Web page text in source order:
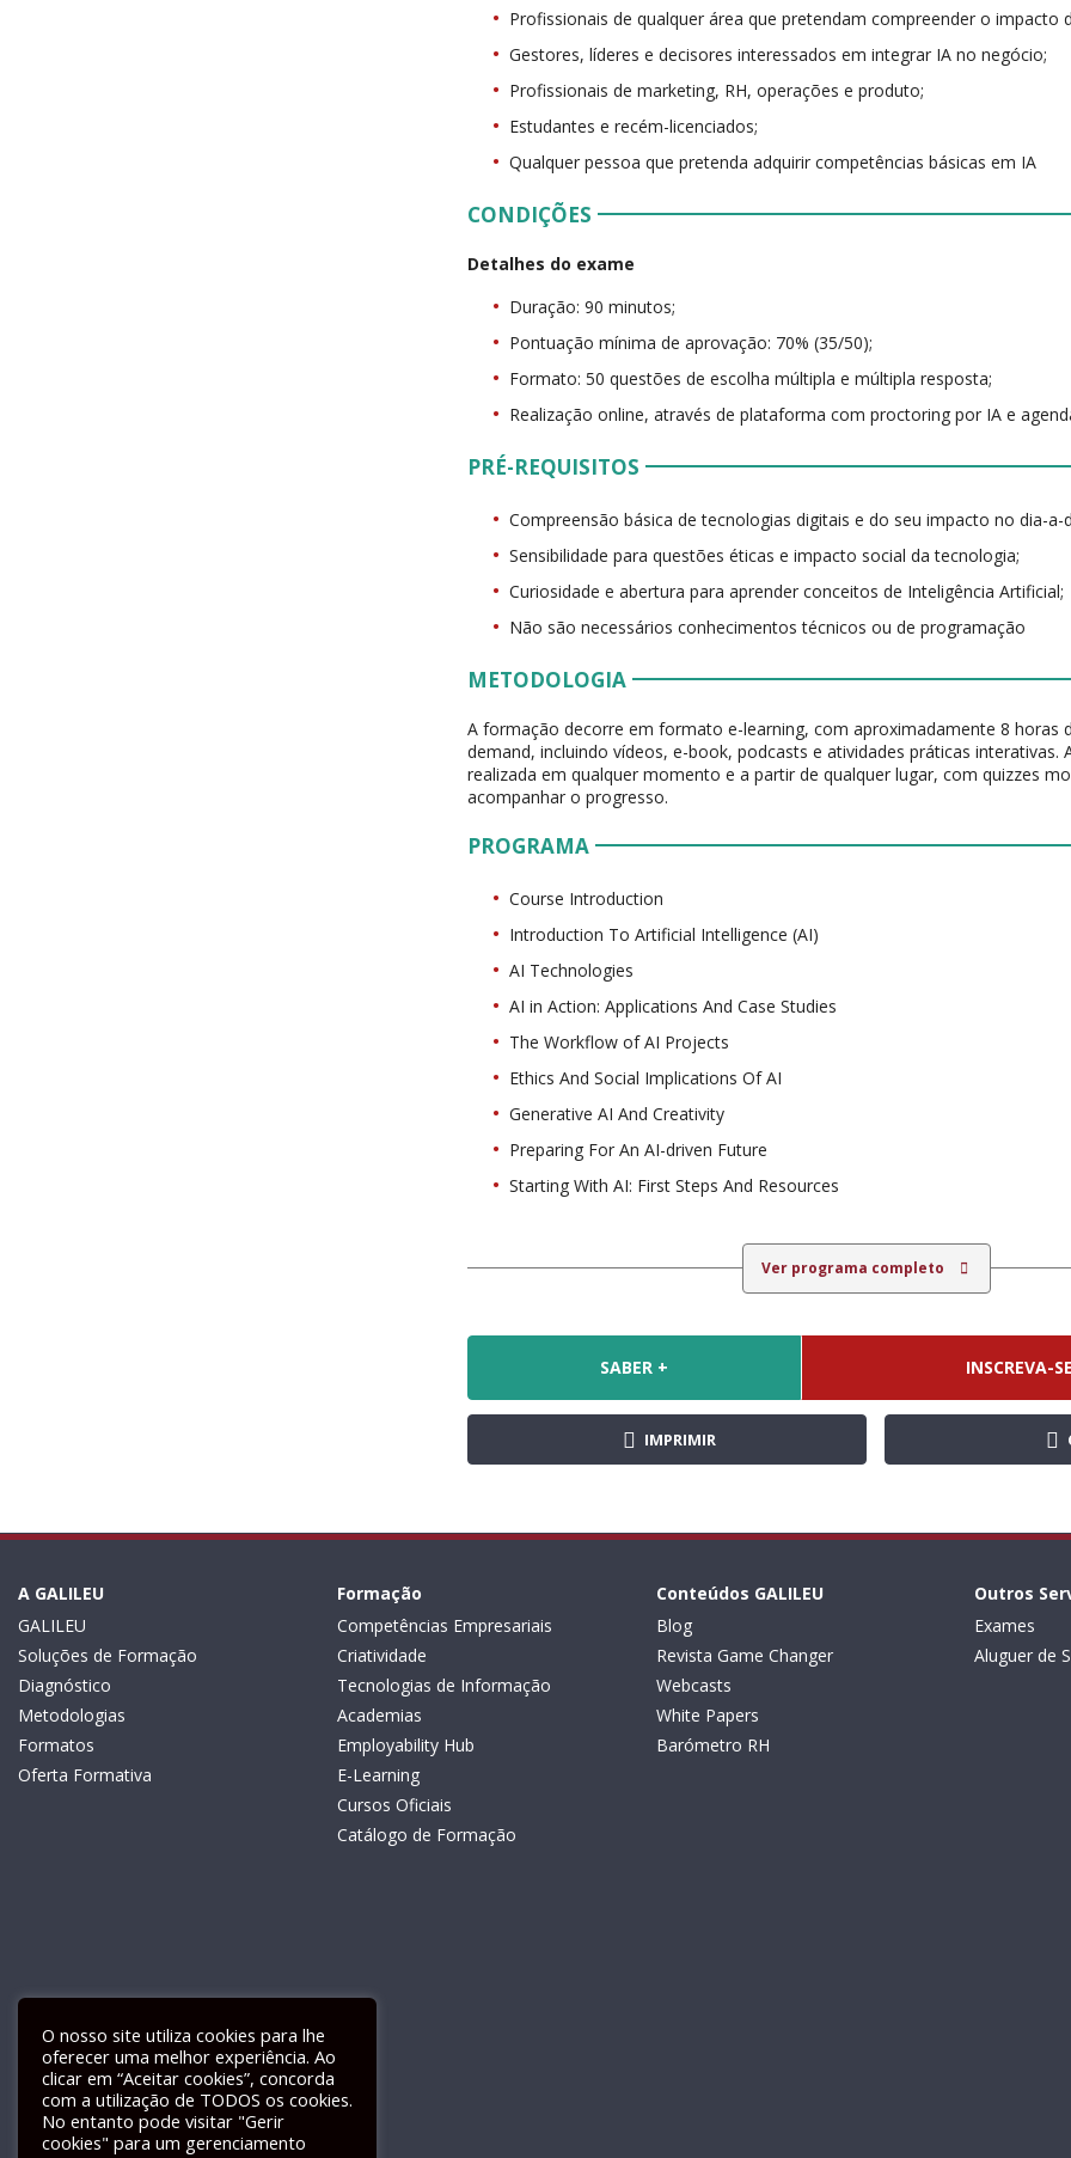
Profissionais de qualquer área que pretendam compreender o impacto
Gestores, líderes e decisores interessados em integrar IA no negócio;
Profissionais de marketing, RH, operações e produto;
Estudantes e recém-licenciados;
Qualquer pessoa que pretenda adquirir competências básicas em IA
CONDIÇÕES
Detalhes do exame
Duração: 90 minutos;
Pontuação mínima de aprovação: 70% (35/50);
Formato: 50 questões de escolha múltipla e múltipla resposta;
Realização online, através de plataforma com proctoring por IA e
PRÉ-REQUISITOS
Compreensão básica de tecnologias digitais e do seu impacto no dia-a-
Sensibilidade para questões éticas e impacto social da tecnologia;
Curiosidade e abertura para aprender conceitos de Inteligência Artificial;
Não são necessários conhecimentos técnicos ou de programação
METODOLOGIA
A formação decorre em formato e-learning, com aproximadamente 8 horas
demand, incluindo vídeos, e-book, podcasts e atividades práticas interativas.
realizada em qualquer momento e a partir de qualquer lugar, com quizzes
acompanhar o progresso.
PROGRAMA
Course Introduction
Introduction To Artificial Intelligence (AI)
AI Technologies
AI in Action: Applications And Case Studies
The Workflow of AI Projects
Ethics And Social Implications Of AI
Generative AI And Creativity
Preparing For An AI-driven Future
Starting With AI: First Steps And Resources
Ver programa completo
SABER + INSCREVA-
IMPRIMIR
A GALILEU
GALILEU
Soluções de Formação
Diagnóstico
Metodologias
Formatos
Oferta Formativa
Formação
Competências Empresariais
Criatividade
Tecnologias de Informação
Academias
Employability Hub
E-Learning
Cursos Oficiais
Catálogo de Formação
Conteúdos GALILEU
Blog
Revista Game Changer
Webcasts
White Papers
Barómetro RH
Outros
Exames
Aluguer de
Livro de Reclamações Electrónico
O nosso site utiliza cookies para lhe
oferecer uma melhor experiência. Ao
clicar em “Aceitar cookies”, concorda
com a utilização de TODOS os cookies.
No entanto pode visitar "Gerir
cookies" para um gerenciamento